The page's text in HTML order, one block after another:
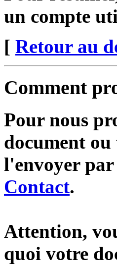
un compte
[ Retour au
Comment
Pour nous
document
l'envoyer par
Contact.
Attention,
quoi votre